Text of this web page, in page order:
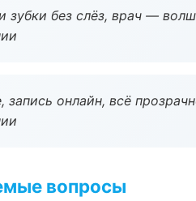
зубки без слёз, врач —
запись онлайн, всё
вопросы